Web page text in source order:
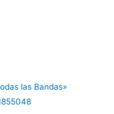
las Bandas»